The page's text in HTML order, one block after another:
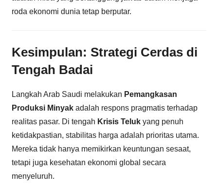
roda ekonomi dunia tetap berputar.
Kesimpulan: Strategi Cerdas di
Tengah Badai
Langkah Arab Saudi melakukan Pemangkasan
Produksi Minyak adalah respons pragmatis terhadap
realitas pasar. Di tengah Krisis Teluk yang penuh
ketidakpastian, stabilitas harga adalah prioritas utama.
Mereka tidak hanya memikirkan keuntungan sesaat,
tetapi juga kesehatan ekonomi global secara
menyeluruh.